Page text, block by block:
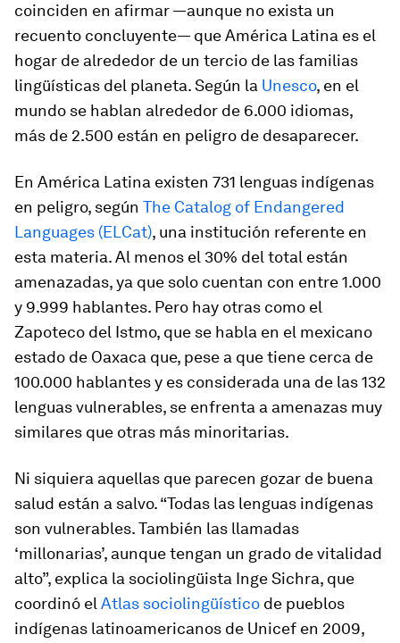
coinciden en afirmar —aunque no exista un
recuento concluyente— que América Latina es el
hogar de alrededor de un tercio de las familias
lingüísticas del planeta. Según la Unesco, en el
mundo se hablan alrededor de 6.000 idiomas,
más de 2.500 están en peligro de desaparecer.
En América Latina existen 731 lenguas indígenas
en peligro, según The Catalog of Endangered
Languages (ELCat), una institución referente en
esta materia. Al menos el 30% del total están
amenazadas, ya que solo cuentan con entre 1.000
y 9.999 hablantes. Pero hay otras como el
Zapoteco del Istmo, que se habla en el mexicano
estado de Oaxaca que, pese a que tiene cerca de
100.000 hablantes y es considerada una de las 132
lenguas vulnerables, se enfrenta a amenazas muy
similares que otras más minoritarias.
Ni siquiera aquellas que parecen gozar de buena
salud están a salvo. “Todas las lenguas indígenas
son vulnerables. También las llamadas
‘millonarias’, aunque tengan un grado de vitalidad
alto”, explica la sociolingüista Inge Sichra, que
coordinó el Atlas sociolingüístico de pueblos
indígenas latinoamericanos de Unicef en 2009,